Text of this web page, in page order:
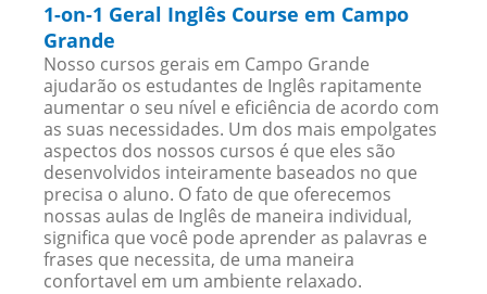
1-on-1 Geral Inglês Course em Campo
Grande
Nosso cursos gerais em Campo Grande
ajudarão os estudantes de Inglês rapitamente
aumentar o seu nível e eficiência de acordo com
as suas necessidades. Um dos mais empolgates
aspectos dos nossos cursos é que eles são
desenvolvidos inteiramente baseados no que
precisa o aluno. O fato de que oferecemos
nossas aulas de Inglês de maneira individual,
significa que você pode aprender as palavras e
frases que necessita, de uma maneira
confortavel em um ambiente relaxado.